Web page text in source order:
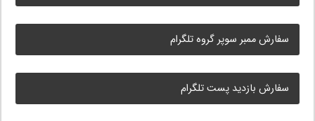
سفارش ممبر سوپر گروه تلگرام
سفارش بازدید پست تلگرام